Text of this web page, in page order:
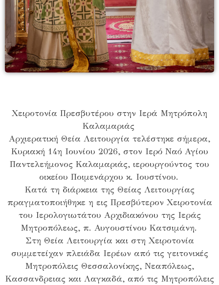
Χειροτονία Πρεσβυτέρου στην Ιερά Μητρόπολη
Καλαμαριάς
Αρχιερατική Θεία Λειτουργία τελέστηκε σήμερα,
Κυριακή 14η Ιουνίου 2026, στον Ιερό Ναό Αγίου
Παντελεήμονος Καλαμαριάς, ιερουργούντος του
οικείου Ποιμενάρχου κ. Ιουστίνου.
Κατά τη διάρκεια της Θείας Λειτουργίας
πραγματοποιήθηκε η εις Πρεσβύτερον Χειροτονία
του Ιερολογιωτάτου Αρχιδιακόνου της Ιεράς
Μητροπόλεως, π. Αυγουστίνου Κατσιμάνη.
Στη Θεία Λειτουργία και στη Χειροτονία
συμμετείχαν πλειάδα Ιερέων από τις γειτονικές
Μητροπόλεις Θεσσαλονίκης, Νεαπόλεως,
Κασσανδρειας και Λαγκαδά, από τις Μητροπόλεις